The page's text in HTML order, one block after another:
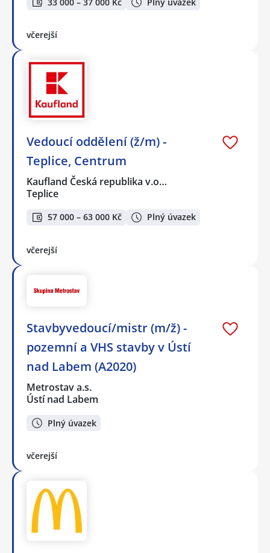
včerejší
Vedoucí oddělení (ž/m) -
Teplice, Centrum
Kaufland Česká republika v.o…
Teplice
57 000 – 63 000 Kč Plný úvazek
včerejší
Stavbyvedoucí/mistr (m/ž) -
pozemní a VHS stavby v Ústí
nad Labem (A2020)
Metrostav a.s.
Ústí nad Labem
Plný úvazek
včerejší